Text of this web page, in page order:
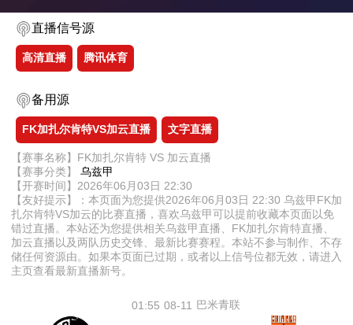
直播信号源
高清直播 腾讯体育
备用源
FK加扎尔肯特VS加云直播 文字直播
【赛事名称】FK加扎尔肯特 VS 加云直播
【赛事分类】 乌兹甲
【开赛时间】2026年06月03日 22:30
【友好提示】：本页面为您提供2026年06月03日 22:30 乌兹甲FK加
扎尔肯特VS加云的比赛直播，喜欢乌兹甲可以提前收藏本页面以免
错过直播。本站还为您提供相关乌兹甲直播、FK加扎尔肯特直播、
加云直播以及两队历史交锋、最新比赛赛程。本站不参与制作、不存
储任何资源由。如果本页面已过期，或者以上信号位都无效，请进入
主页查看最新直播新号。
08-11
01:55 巴米青联